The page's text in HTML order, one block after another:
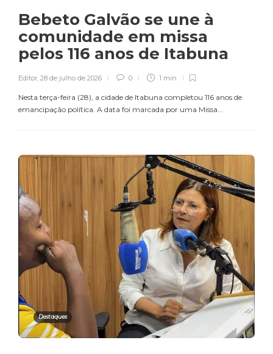
Bebeto Galvão se une à
comunidade em missa
pelos 116 anos de Itabuna
Editor, 28 de julho de 2026 0 1 min
Nesta terça-feira (28), a cidade de Itabuna completou 116 anos de
emancipação política. A data foi marcada por uma Missa...
Destaques